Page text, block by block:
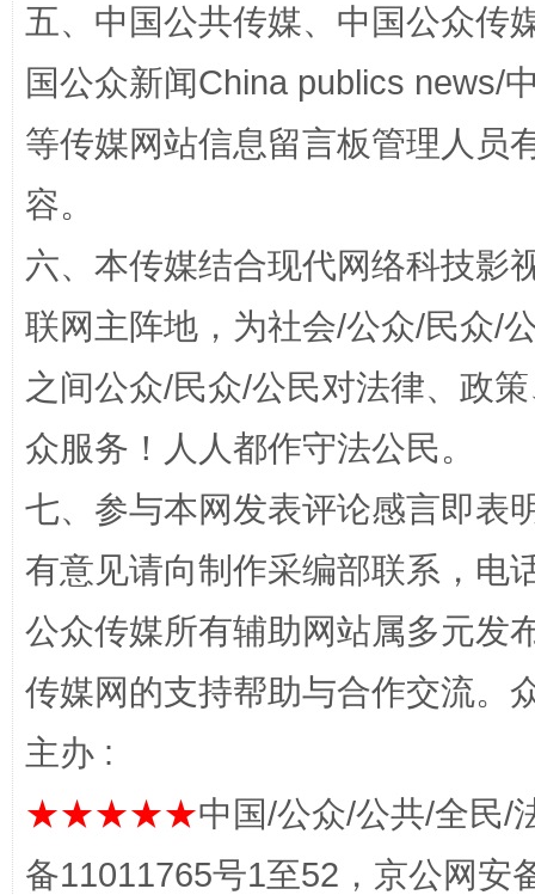
招工难、用工荒背后
网上购药对药下症？
五、中国公共传媒、中国公众传
国公众新闻China publics news/
等传媒网站信息留言板管理人员
容。
六、本传媒结合现代网络科技影
联网主阵地，为社会/公众/民众/
之间公众/民众/公民对法律、政
众服务！人人都作守法公民。
七、参与本网发表评论感言即表
有意见请向制作采编部联系，电
公众传媒所有辅助网站属多元发
传媒网的支持帮助与合作交流。
主办 :
★★★★★中国/公众/公共/全民/
备11011765号1至52，京公网安